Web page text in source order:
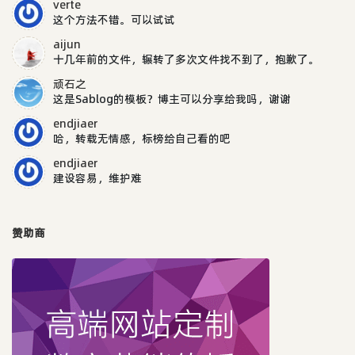
verte
这个方法不错。可以试试
aijun
十几年前的文件，辗转了多次文件找不到了，抱歉了。
顽石之
这是Sablog的模板？博主可以分享给我吗，谢谢
endjiaer
哈，转载无情感，标榜给自己看的吧
endjiaer
建设容易，维护难
赞助商